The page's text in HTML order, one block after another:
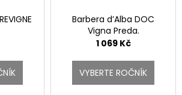
Barbera d’Alba DOC
Vigna Preda.
1 069 Kč
VYBERTE ROČNÍK